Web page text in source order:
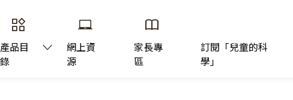
產品目
錄
網上資
源
家長專
區
訂閱「兒童的科
學」